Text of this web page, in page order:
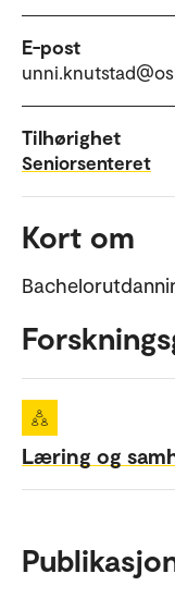
E-post
Tilhørighet
Seniorsenteret
Kort om
Læring og